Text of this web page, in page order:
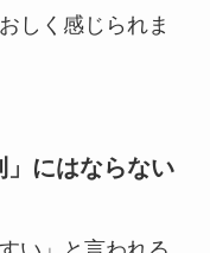
しく感じられま
」にはならない